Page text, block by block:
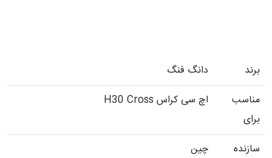
برند
دانگ فنگ
مناسب
برای
اچ سی کراس H30 Cross
سازنده
چین